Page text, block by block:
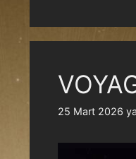
25 Mart 2026